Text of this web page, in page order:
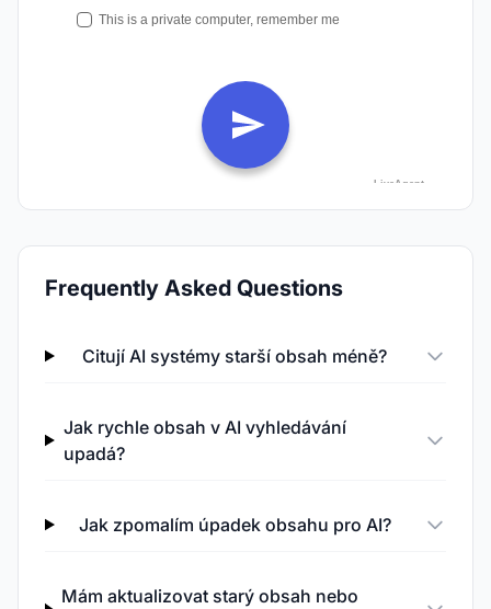
Frequently Asked Questions
Citují AI systémy starší obsah méně?
Jak rychle obsah v AI vyhledávání
upadá?
Jak zpomalím úpadek obsahu pro AI?
Mám aktualizovat starý obsah nebo